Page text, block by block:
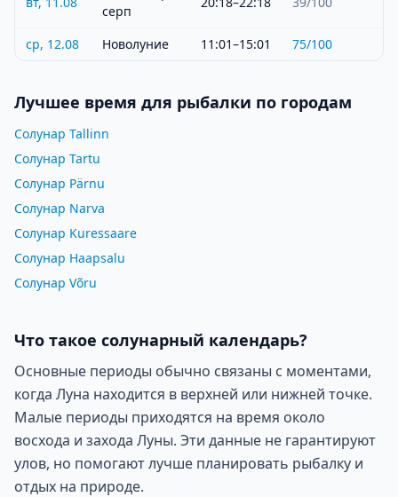
серп
ср, 12.08 Новолуние 11:01–15:01 75/100
Лучшее время для рыбалки по городам
Солунар Tallinn
Солунар Tartu
Солунар Pärnu
Солунар Narva
Солунар Kuressaare
Солунар Haapsalu
Солунар Võru
Что такое солунарный календарь?
Основные периоды обычно связаны с моментами,
когда Луна находится в верхней или нижней точке.
Малые периоды приходятся на время около
восхода и захода Луны. Эти данные не гарантируют
улов, но помогают лучше планировать рыбалку и
отдых на природе.